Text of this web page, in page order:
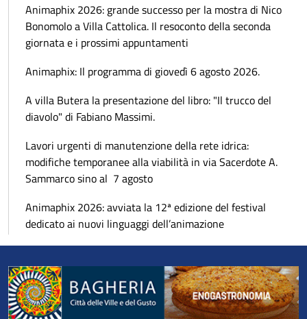
Animaphix 2026: grande successo per la mostra di Nico
Bonomolo a Villa Cattolica. Il resoconto della seconda
giornata e i prossimi appuntamenti
Animaphix: Il programma di giovedì 6 agosto 2026.
A villa Butera la presentazione del libro: "Il trucco del
diavolo" di Fabiano Massimi.
Lavori urgenti di manutenzione della rete idrica:
modifiche temporanee alla viabilità in via Sacerdote A.
Sammarco sino al 7 agosto
Animaphix 2026: avviata la 12ª edizione del festival
dedicato ai nuovi linguaggi dell’animazione